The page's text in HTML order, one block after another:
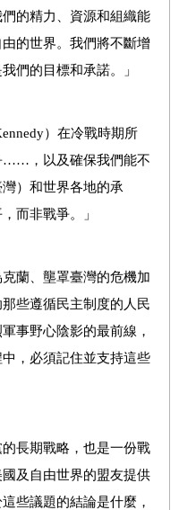
的精力、資源和組織能
的世界。我們將不斷增
們的目標和承諾。」
）在冷戰時期所
……，以及確保我們能不
）和世界各地的承
而非戰爭。」
蘭、壟罩臺灣的危機加
些遵循民主制度的人民
事野心陰影的最前線，
中，必須記住並支持這些
長期戰略，也是一份戰
及自由世界的盟友提供
些議題的結論是什麼，